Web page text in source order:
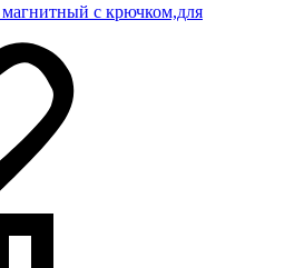
с крючком,для